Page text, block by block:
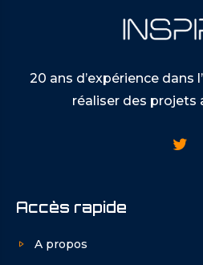
20 ans d’expérience dans
réaliser des projets
Accès rapide
A propos